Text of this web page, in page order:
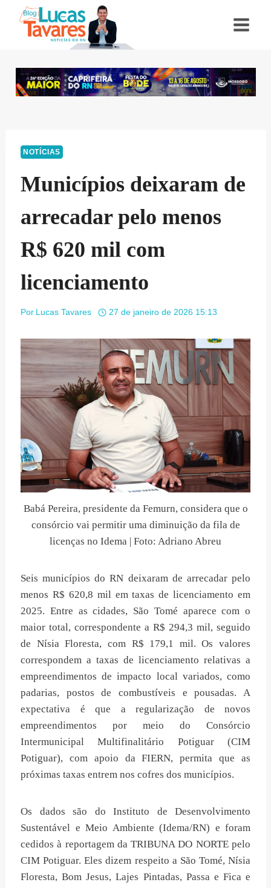
NOTÍCIAS
Municípios deixaram de
arrecadar pelo menos
R$ 620 mil com
licenciamento
Por Lucas Tavares 27 de janeiro de 2026 15:13
Babá Pereira, presidente da Femurn, considera que o
consórcio vai permitir uma diminuição da fila de
licenças no Idema | Foto: Adriano Abreu
Seis municípios do RN deixaram de arrecadar pelo
menos R$ 620,8 mil em taxas de licenciamento em
2025. Entre as cidades, São Tomé aparece com o
maior total, correspondente a R$ 294,3 mil, seguido
de Nísia Floresta, com R$ 179,1 mil. Os valores
correspondem a taxas de licenciamento relativas a
empreendimentos de impacto local variados, como
padarias, postos de combustíveis e pousadas. A
expectativa é que a regularização de novos
empreendimentos por meio do Consórcio
Intermunicipal Multifinalitário Potiguar (CIM
Potiguar), com apoio da FIERN, permita que as
próximas taxas entrem nos cofres dos municípios.
Os dados são do Instituto de Desenvolvimento
Sustentável e Meio Ambiente (Idema/RN) e foram
cedidos à reportagem da TRIBUNA DO NORTE pelo
CIM Potiguar. Eles dizem respeito a São Tomé, Nísia
Floresta, Bom Jesus, Lajes Pintadas, Passa e Fica e